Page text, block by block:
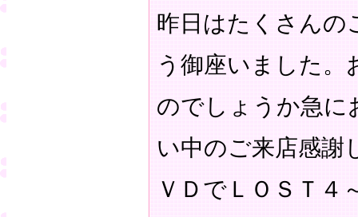
昨日はたくさんの
う御座いました。
のでしょうか急に
い中のご来店感謝
ＶＤでＬＯＳＴ４